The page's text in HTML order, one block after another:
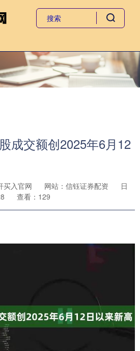
成交额创2025年6月12
买入官网 网站：信钰证券配资
日
查看：129